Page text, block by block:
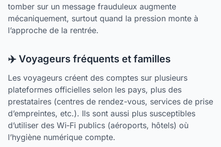
tomber sur un message frauduleux augmente
mécaniquement, surtout quand la pression monte à
l’approche de la rentrée.
✈️ Voyageurs fréquents et familles
Les voyageurs créent des comptes sur plusieurs
plateformes officielles selon les pays, plus des
prestataires (centres de rendez-vous, services de prise
d’empreintes, etc.). Ils sont aussi plus susceptibles
d’utiliser des Wi‑Fi publics (aéroports, hôtels) où
l’hygiène numérique compte.